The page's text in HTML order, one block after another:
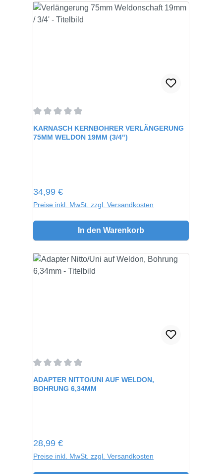
Durchschnittliche Bewertung von 0 von 5 Sternen
KARNASCH KERNBOHRER VERLÄNGERUNG
75MM WELDON 19MM (3/4")
Regulärer Preis:
34,99 €
Preise inkl. MwSt. zzgl. Versandkosten
In den Warenkorb
ADAPTER NITTO/UNI AUF WELDON,
BOHRUNG 6,34MM
Regulärer Preis:
28,99 €
Preise inkl. MwSt. zzgl. Versandkosten